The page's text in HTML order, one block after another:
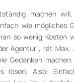
machen
wie mögliches
so wenig Kosten
Agentur“, rät Max.
Gedanken
lösen. Also: